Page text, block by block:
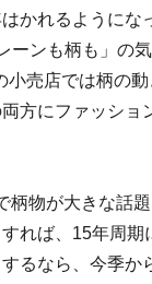
かれるようにな
ンも柄も」の
売店では柄の
方にファッショ
物が大きな話
れば、15年周期
るなら、今季か